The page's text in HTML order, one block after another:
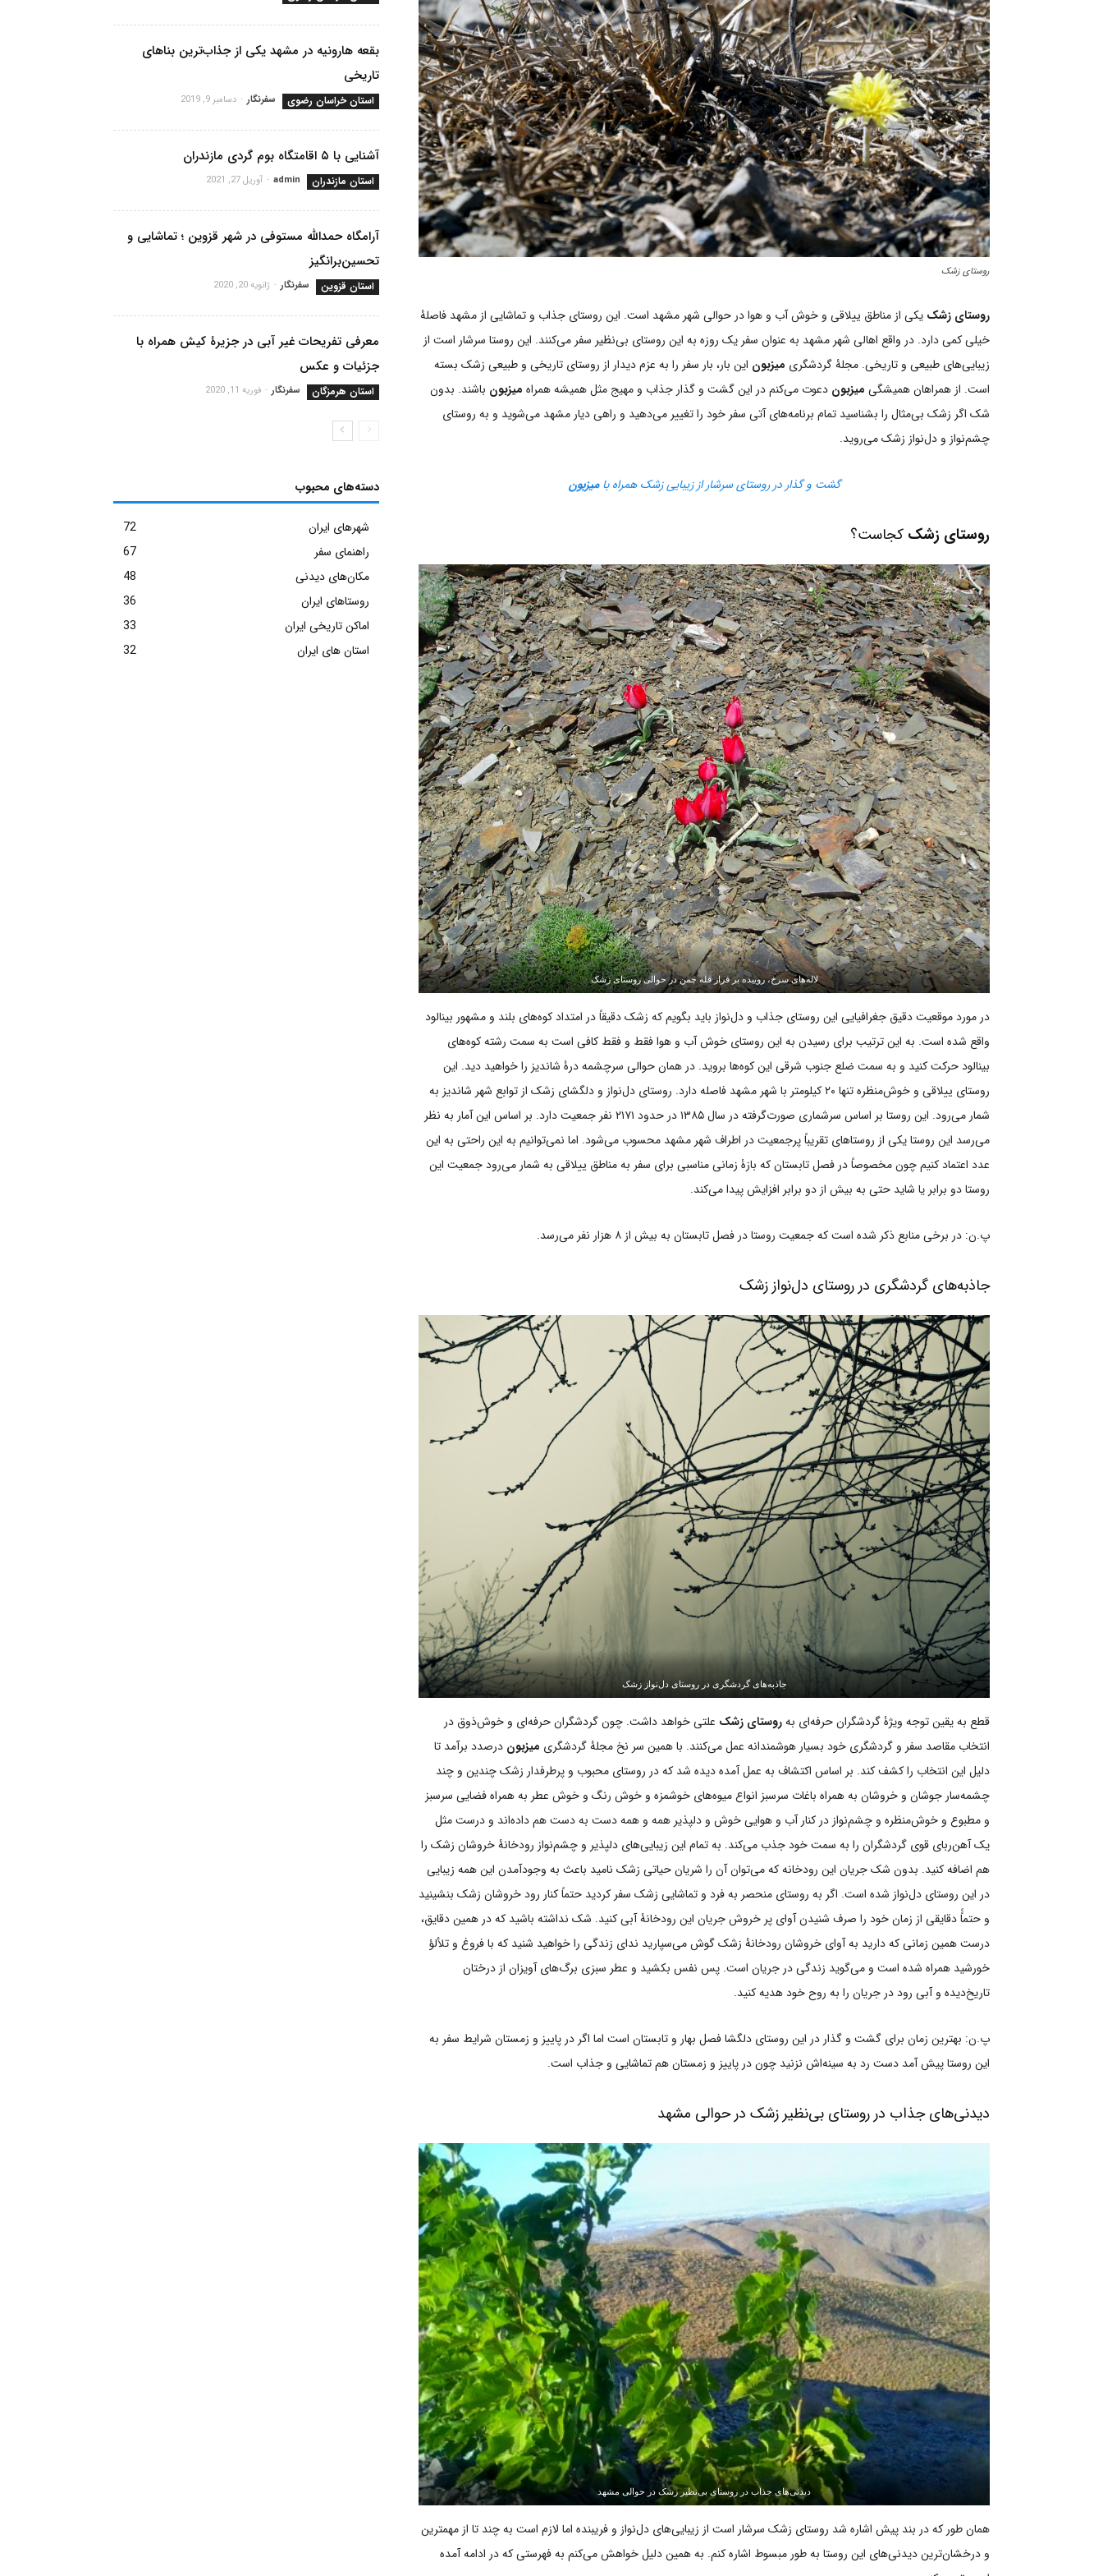
روستای زشک
روستای زشک یکی از مناطق ییلاقی و خوش آب و هوا در حوالی شهر مشهد است. این روستای جذاب و تماشایی از مشهد فاصلۀ
خیلی کمی دارد. در واقع اهالی شهر مشهد به عنوان سفر یک روزه به این روستای بی‌نظیر سفر می‌کنند. این روستا سرشار است از
زیبایی‌های طبیعی و تاریخی. مجلۀ گردشگری میزبون این بار، بار سفر را به عزم دیدار از روستای تاریخی و طبیعی زشک بسته
است. از همراهان همیشگی میزبون دعوت می‌کنم در این گشت و گذار جذاب و مهیج مثل همیشه همراه میزبون باشند. بدون
شک اگر زشک بی‌مثال را بشناسید تمام برنامه‌های آتی سفر خود را تغییر می‌دهید و راهی دیار مشهد می‌شوید و به روستای
چشم‌نواز و دل‌نواز زشک می‌روید.
گشت و گذار در روستای سرشار از زیبایی زشک همراه بامیزبون
روستای زشک کجاست؟
لاله‌های سرخ، روییده بر فراز قله چمن در حوالی روستای زشک
در مورد موقعیت دقیق جغرافیایی این روستای جذاب و دل‌نواز باید بگویم که زشک دقیقاً در امتداد کوه‌های بلند و مشهور بینالود
واقع شده است. به این ترتیب برای رسیدن به این روستای خوش آب و هوا فقط و فقط کافی است به سمت رشته کوه‌های
بینالود حرکت کنید و به سمت ضلع جنوب شرقی این کوه‌ها بروید. در همان حوالی سرچشمه درۀ شاندیز را خواهید دید. این
روستای ییلاقی و خوش‌منظره تنها ۲۰ کیلومتر با شهر مشهد فاصله دارد. روستای دل‌نواز و دلگشای زشک از توابع شهر شاندیز به
شمار می‌رود. این روستا بر اساس سرشماری صورت‌گرفته در سال ۱۳۸۵ در حدود ۲۱۷۱ نفر جمعیت دارد. بر اساس این آمار به نظر
می‌رسد این روستا یکی از روستاهای تقریباً پرجمعیت در اطراف شهر مشهد محسوب می‌شود. اما نمی‌توانیم به این راحتی به این
عدد اعتماد کنیم چون مخصوصاً در فصل تابستان که بازۀ زمانی مناسبی برای سفر به مناطق ییلاقی به شمار می‌رود جمعیت این
روستا دو برابر یا شاید حتی به بیش از دو برابر افزایش پیدا می‌کند.
پ.ن: در برخی منابع ذکر شده است که جمعیت روستا در فصل تابستان به بیش از ۸ هزار نفر می‌رسد.
جاذبه‌های گردشگری در روستای دل‌نواز زشک
جاذبه‌های گردشگری در روستای دل‌نواز زشک
قطع به یقین توجه ویژۀ گردشگران حرفه‌ای بهروستای زشک علتی خواهد داشت. چون گردشگران حرفه‌ای و خوش‌ذوق در
انتخاب مقاصد سفر و گردشگری خود بسیار هوشمندانه عمل می‌کنند. با همین سر نخ مجلۀ گردشگری میزبون درصدد برآمد تا
دلیل این انتخاب را کشف کند. بر اساس اکتشاف به عمل آمده دیده شد که در روستای محبوب و پرطرفدار زشک چندین و چند
چشمه‌سار جوشان و خروشان به همراه باغات سرسبز انواع میوه‌های خوشمزه و خوش رنگ و خوش عطر به همراه فضایی سرسبز
و مطبوع و خوش‌منظره و چشم‌نواز در کنار آب و هوایی خوش و دلپذیر همه و همه دست به دست هم داده‌اند و درست مثل
یک آهن‌ربای قوی گردشگران را به سمت خود جذب می‌کند. به تمام این زیبایی‌های دلپذیر و چشم‌نواز رودخانۀ خروشان زشک را
هم اضافه کنید. بدون شک جریان این رودخانه که می‌توان آن را شریان حیاتی زشک نامید باعث به وجودآمدن این همه زیبایی
در این روستای دل‌نواز شده است. اگر به روستای منحصر به فرد و تماشایی زشک سفر کردید حتماً کنار رود خروشان زشک بنشینید
و حتماًً دقایقی از زمان خود را صرف شنیدن آوای پر خروش جریان این رودخانۀ آبی کنید. شک نداشته باشید که در همین دقایق،
درست همین زمانی که دارید به آوای خروشان رودخانۀ زشک گوش می‌سپارید ندای زندگی را خواهید شنید که با فروغ و تلألؤ
خورشید همراه شده است و می‌گوید زندگی در جریان است. پس نفس بکشید و عطر سبزی برگ‌های آویزان از درختان
تاریخ‌دیده و آبی رود در جریان را به روح خود هدیه کنید.
پ.ن: بهترین زمان برای گشت و گذار در این روستای دلگشا فصل بهار و تابستان است اما اگر در پاییز و زمستان شرایط سفر به
این روستا پیش آمد دست رد به سینه‌اش نزنید چون در پاییز و زمستان هم تماشایی و جذاب است.
دیدنی‌های جذاب در روستای بی‌نظیر زشک در حوالی مشهد
دیدنی‌های جذاب در روستای بی‌نظیر زشک در حوالی مشهد
همان طور که در بند پیش اشاره شد روستای زشک سرشار است از زیبایی‌های دل‌نواز و فریبنده اما لازم است به چند تا از مهمترین
و درخشان‌ترین دیدنی‌های این روستا به طور مبسوط اشاره کنم. به همین دلیل خواهش می‌کنم به فهرستی که در ادامه آمده
بقعه هارونیه در مشهد یکی از جذاب‌ترین بناهای
تاریخی
استان خراسان رضوی سفرنگار - دسامبر 9, 2019
آشنایی با ۵ اقامتگاه بوم گردی مازندران
استان مازندران admin
- آوریل 27, 2021
آرامگاه حمدالله مستوفی در شهر قزوین ؛ تماشایی و
تحسین‌برانگیز
استان قزوین سفرنگار - ژانویه 20, 2020
معرفی تفریحات غیر آبی در جزیرۀ کیش همراه با
جزئیات و عکس
استان هرمزگان سفرنگار - فوریه 11, 2020
دسته‌های محبوب
شهرهای ایران
72
راهنمای سفر
67
مکان‌های دیدنی
48
روستاهای ایران
36
اماکن تاریخی ایران
33
استان های ایران
32